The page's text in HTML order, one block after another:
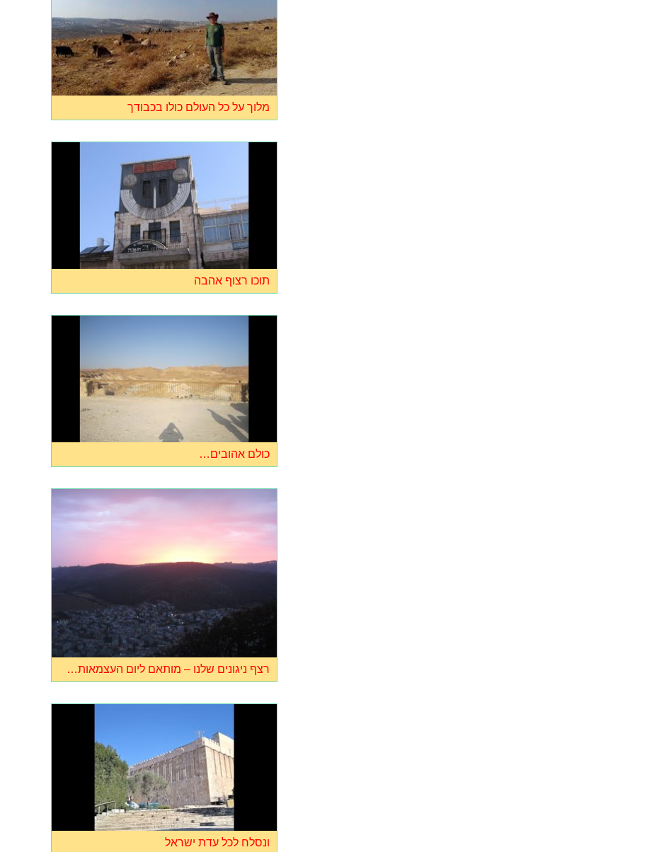
מלוך על כל העולם כולו בכבודך
תוכו רצוף אהבה
כולם אהובים…
רצף ניגונים שלנו – מותאם ליום העצמאות…
ונסלח לכל עדת ישראל